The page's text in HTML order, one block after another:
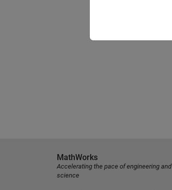
MathWorks
Accelerating the pace of engineering and
science